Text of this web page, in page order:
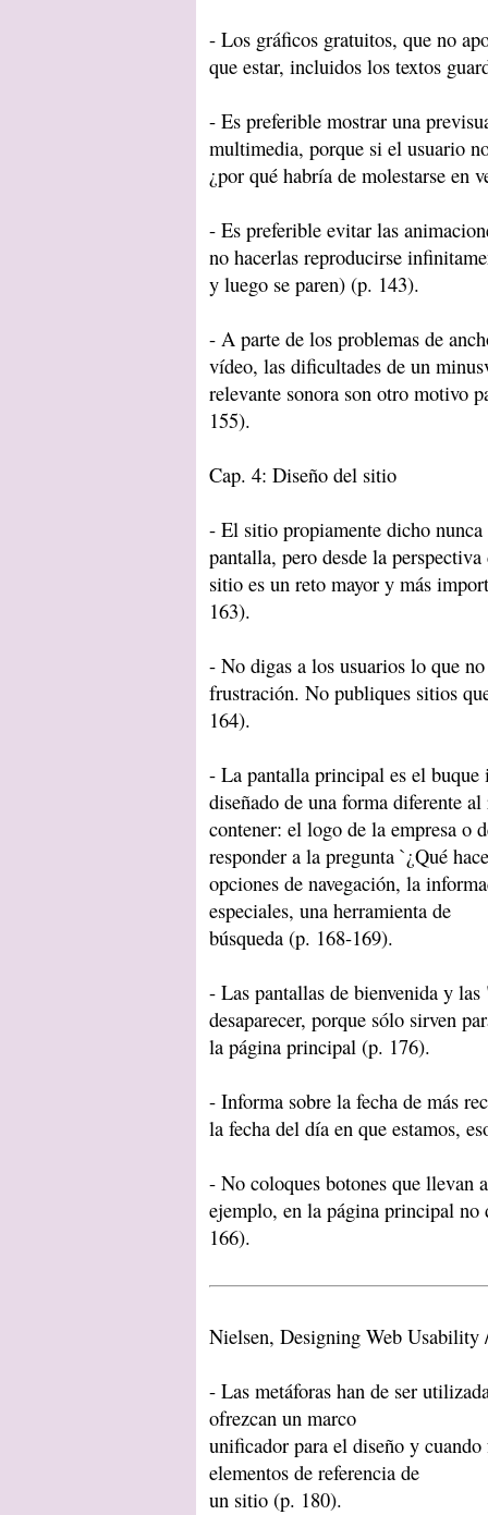
- Los gráficos gratuitos, que no
que estar, incluidos los textos
- Es preferible mostrar una
multimedia, porque si el usuario
¿por qué habría de molestarse en
- Es preferible evitar las
no hacerlas reproducirse
y luego se paren) (p. 143).
- A parte de los problemas de
vídeo, las dificultades de un
relevante sonora son otro motivo
155).
Cap. 4: Diseño del sitio
- El sitio propiamente dicho
pantalla, pero desde la
sitio es un reto mayor y más
163).
- No digas a los usuarios lo que
frustración. No publiques sitios
164).
- La pantalla principal es el
diseñado de una forma diferente
contener: el logo de la empresa o
responder a la pregunta `¿Qué
opciones de navegación, la
especiales, una herramienta de
búsqueda (p. 168-169).
- Las pantallas de bienvenida y
desaparecer, porque sólo sirven
la página principal (p. 176).
- Informa sobre la fecha de más
la fecha del día en que estamos,
- No coloques botones que llevan
ejemplo, en la página principal
166).
Nielsen, Designing Web Usability
- Las metáforas han de ser
ofrezcan un marco
unificador para el diseño y
elementos de referencia de
un sitio (p. 180).